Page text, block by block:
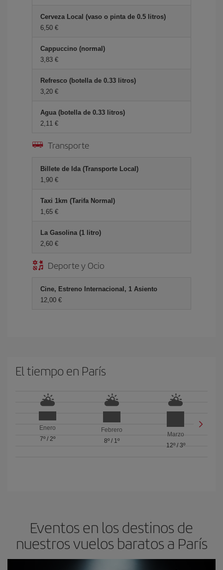
Cerveza Local (vaso o pinta de 0.5 litros)
6,50 €
Cappuccino (normal)
3,83 €
Refresco (botella de 0.33 litros)
3,20 €
Agua (botella de 0.33 litros)
2,11 €
Transporte
Billete de Ida (Transporte Local)
1,90 €
Taxi 1km (Tarifa Normal)
1,65 €
La Gasolina (1 litro)
2,60 €
Deporte y Ocio
Cine, Estreno Internacional, 1 Asiento
12,00 €
El tiempo en París
Enero
7º/ 2º
Febrero
8º/ 1º
Marzo
12º/ 3º
Eventos en los destinos de
nuestros vuelos baratos a París